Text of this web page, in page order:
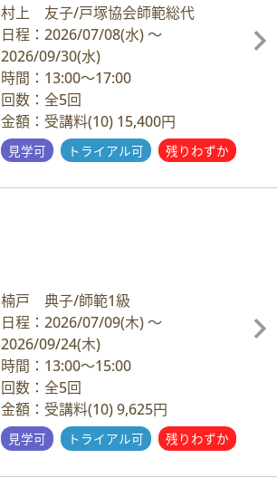
村上 友子/戸塚協会師範総代
日程：2026/07/08(水)～
2026/09/30(水)
時間：13:00～17:00
回数：全5回
金額：受講料(10) 15,400円
見学可 トライアル可 残りわずか
楠戸 典子/師範1級
日程：2026/07/09(木)～
2026/09/24(木)
時間：13:00～15:00
回数：全5回
金額：受講料(10) 9,625円
見学可 トライアル可 残りわずか